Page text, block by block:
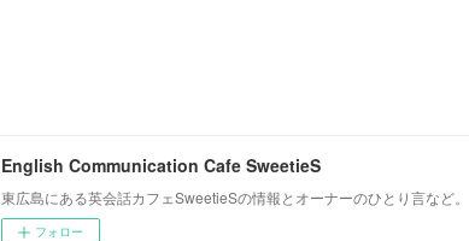
English Communication Cafe SweetieS
東広島にある英会話カフェSweetieSの情報とオーナーのひとり言など。
フォロー